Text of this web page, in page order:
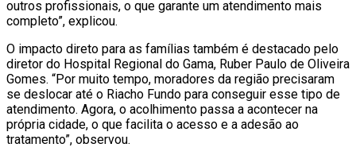
outros profissionais, o que garante um atendimento mais
completo”, explicou.
O impacto direto para as famílias também é destacado pelo
diretor do Hospital Regional do Gama, Ruber Paulo de Oliveira
Gomes. “Por muito tempo, moradores da região precisaram
se deslocar até o Riacho Fundo para conseguir esse tipo de
atendimento. Agora, o acolhimento passa a acontecer na
própria cidade, o que facilita o acesso e a adesão ao
tratamento”, observou.